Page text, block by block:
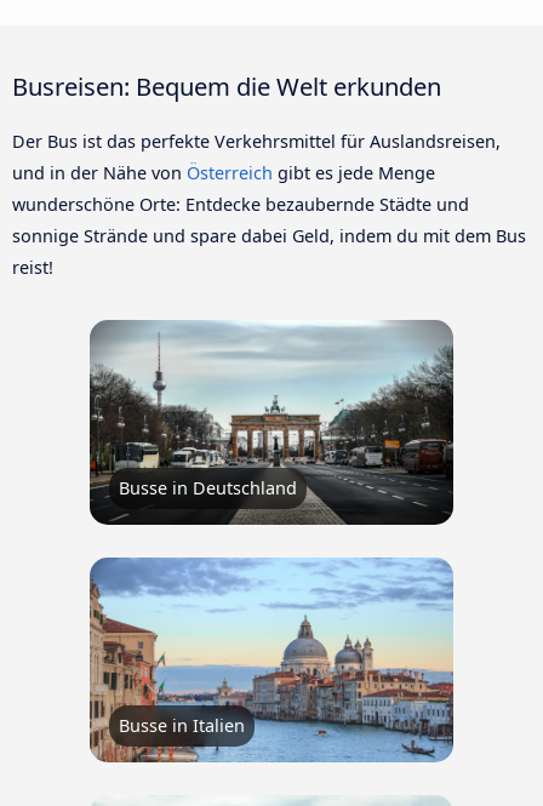
Busreisen: Bequem die Welt erkunden
Der Bus ist das perfekte Verkehrsmittel für Auslandsreisen,
und in der Nähe von Österreich gibt es jede Menge
wunderschöne Orte: Entdecke bezaubernde Städte und
sonnige Strände und spare dabei Geld, indem du mit dem Bus
reist!
Busse in Deutschland
Busse in Italien